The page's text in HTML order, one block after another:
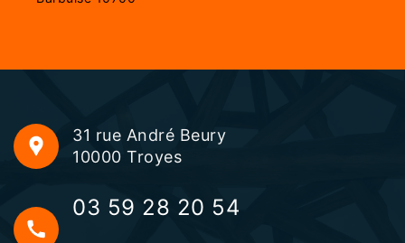
31 rue André Beury
10000 Troyes
03 59 28 20 54